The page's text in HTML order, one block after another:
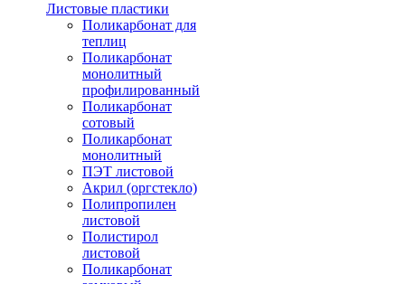
Листовые пластики
Поликарбонат для
теплиц
Поликарбонат
монолитный
профилированный
Поликарбонат
сотовый
Поликарбонат
монолитный
ПЭТ листовой
Акрил (оргстекло)
Полипропилен
листовой
Полистирол
листовой
Поликарбонат